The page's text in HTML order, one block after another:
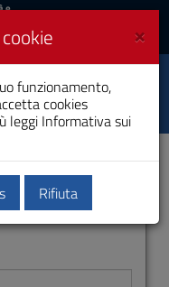
e
×
funzionamento,
cookies
leggi Informativa sui
Rifiuta